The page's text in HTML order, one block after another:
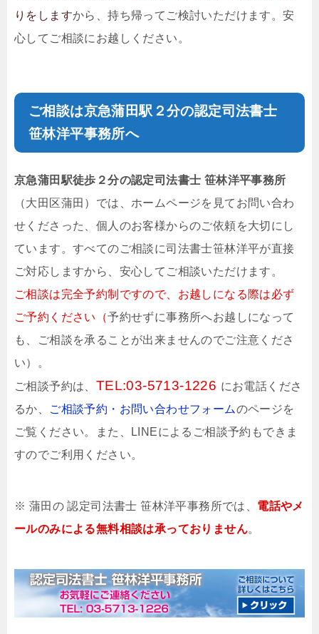
りをしますから、持ち帰ってご検討いただけます。安
心してご相談にお越しください。
ご相談は京急蒲田駅２分の認定司法書士
笹林洋平事務所へ
京急蒲田駅徒歩２分の認定司法書士 笹林洋平事務所
（大田区蒲田）では、ホームページを見てお問い合わ
せくださった、個人のお客様からのご依頼を大切にし
ています。すべてのご相談に司法書士笹林洋平が直接
ご対応しますから、安心してご相談いただけます。
ご相談は完全予約制 ですので、お越しになる際は必ず
ご予約ください（予約せずに事務所へお越しになって
も、ご相談を承ることが出来ませんのでご注意くださ
い）。
ご相談予約は、 TEL:03-5713-1226 にお電話くださ
るか、
ご相談予約・お問い合わせフォームのページを
ご覧ください。また、LINEによるご相談予約もできま
すのでご利用ください。
※ 蒲田の 認定司法書士 笹林洋平事務所では、 電話やメ
ールのみによる無料相談は承っておりません。